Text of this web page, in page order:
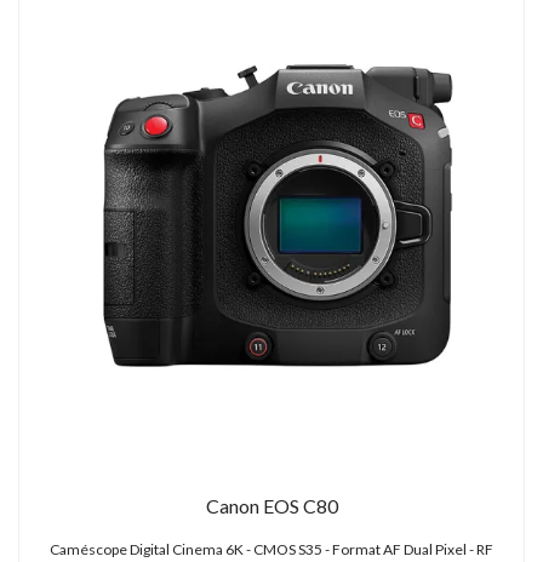
Canon EOS C80
Caméscope Digital Cinema 6K - CMOS S35 - Format AF Dual Pixel - RF